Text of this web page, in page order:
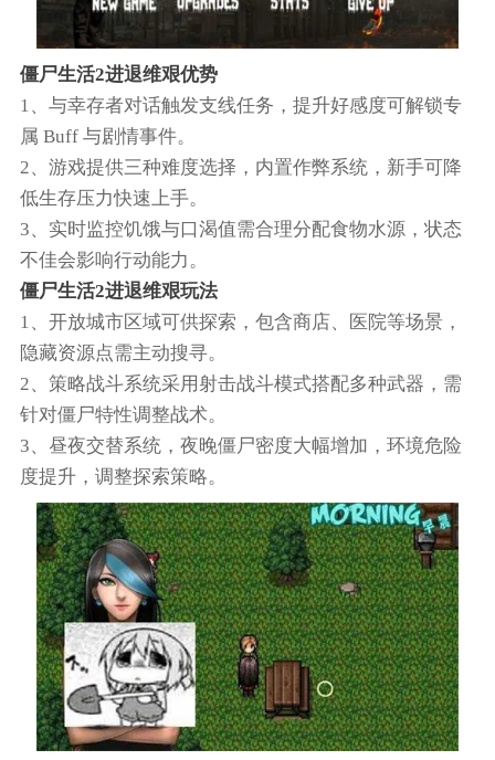
僵尸生活2进退维艰优势
1、与幸存者对话触发支线任务，提升好感度可解锁专
属 Buff 与剧情事件。
2、游戏提供三种难度选择，内置作弊系统，新手可降
低生存压力快速上手。
3、实时监控饥饿与口渴值需合理分配食物水源，状态
不佳会影响行动能力。
僵尸生活2进退维艰玩法
1、开放城市区域可供探索，包含商店、医院等场景，
隐藏资源点需主动搜寻。
2、策略战斗系统采用射击战斗模式搭配多种武器，需
针对僵尸特性调整战术。
3、昼夜交替系统，夜晚僵尸密度大幅增加，环境危险
度提升，调整探索策略。